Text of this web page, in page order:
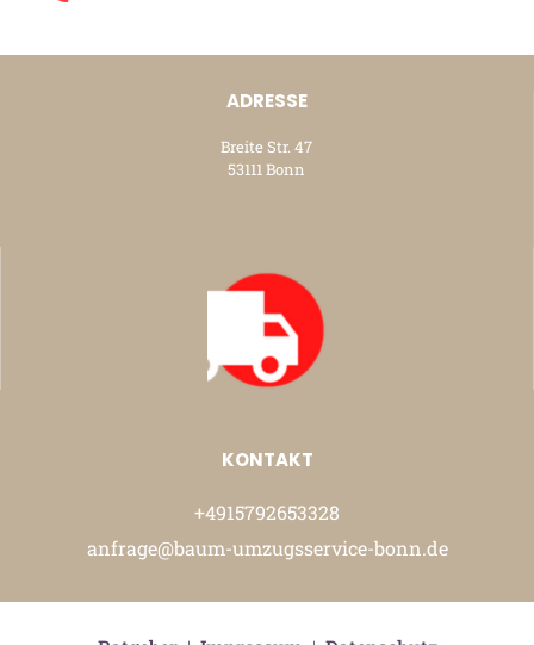
ADRESSE
Breite Str. 47
53111 Bonn
KONTAKT
+4915792653328
anfrage@baum-umzugsservice-bonn.de